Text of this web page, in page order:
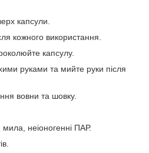
капсули.
кожного використання.
капсулу.
руками та мийте руки після
вовни та шовку.
неіоногенні ПАР.